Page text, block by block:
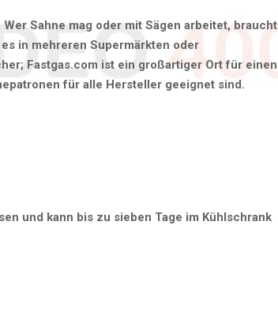
Sahne mag oder mit Sägen arbeitet, braucht
in mehreren Supermärkten oder
Fastgas.com ist ein großartiger Ort für einen
für alle Hersteller geeignet sind.
und kann bis zu sieben Tage im Kühlschrank